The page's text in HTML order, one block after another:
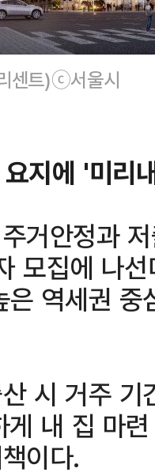
센트)ⓒ서울시
지에 '미리
거안정과
모집에 나
은 역세권
시 거주
내 집 마
이다.